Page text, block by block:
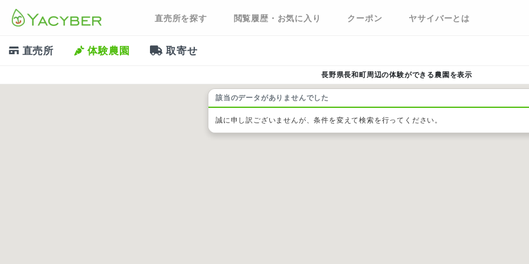
直売所を探す 閲覧履歴・お気に入り クーポン ヤサイバーとは
直売所 体験農園 取寄せ
長野県長和町周辺の体験ができる農園を表示
該当のデータがありませんでした
誠に申し訳ございませんが、条件を変えて検索を行ってください。